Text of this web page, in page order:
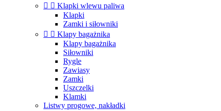
  Klapki wlewu paliwa
Klapki
Zamki i siłowniki
  Klapy bagażnika
Klapy bagażnika
Siłowniki
Rygle
Zawiasy
Zamki
Uszczelki
Klamki
Listwy progowe, nakładki